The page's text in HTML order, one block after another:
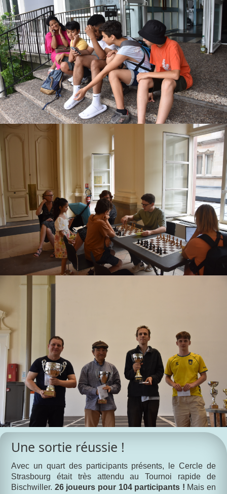
Une sortie réussie !
Avec un quart des participants présents, le Cercle de
Strasbourg était très attendu au Tournoi rapide de
Bischwiller. 26 joueurs pour 104 participants ! Mais en